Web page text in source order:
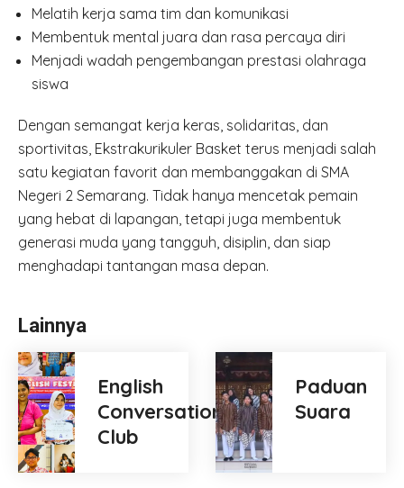
Melatih kerja sama tim dan komunikasi
Membentuk mental juara dan rasa percaya diri
Menjadi wadah pengembangan prestasi olahraga
siswa
Dengan semangat kerja keras, solidaritas, dan
sportivitas, Ekstrakurikuler Basket terus menjadi salah
satu kegiatan favorit dan membanggakan di SMA
Negeri 2 Semarang. Tidak hanya mencetak pemain
yang hebat di lapangan, tetapi juga membentuk
generasi muda yang tangguh, disiplin, dan siap
menghadapi tantangan masa depan.
Lainnya
English
Conversation
Club
Paduan
Suara